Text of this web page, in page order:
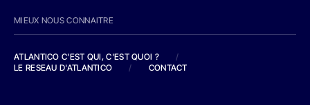
MIEUX NOUS CONNAITRE
ATLANTICO C'EST QUI, C'EST QUOI ?
/
LE RESEAU D'ATLANTICO
/ CONTACT